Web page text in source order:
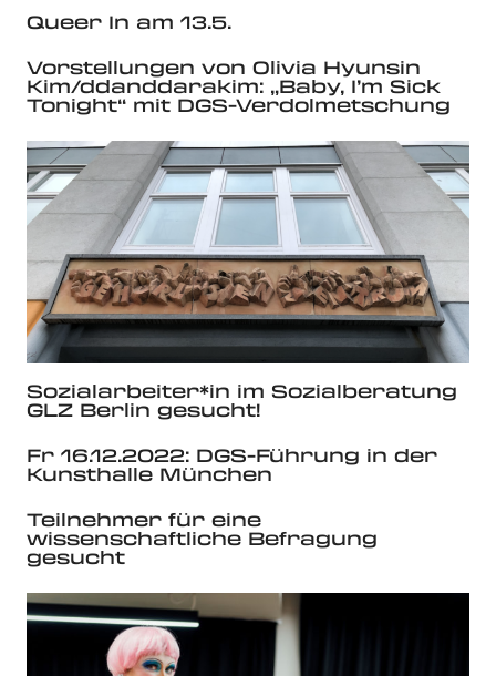
Queer In am 13.5.
Vorstellungen von Olivia Hyunsin
Kim/ddanddarakim: „Baby, I’m Sick
Tonight“ mit DGS-Verdolmetschung
Sozialarbeiter*in im Sozialberatung
GLZ Berlin gesucht!
Fr 16.12.2022: DGS-Führung in der
Kunsthalle München
Teilnehmer für eine
wissenschaftliche Befragung
gesucht